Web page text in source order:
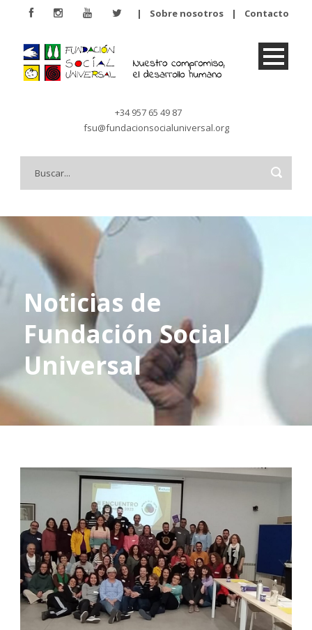
| Sobre nosotros | Contacto
+34 957 65 49 87
fsu@fundacionsocialuniversal.org
Noticias de
Fundación Social
Universal